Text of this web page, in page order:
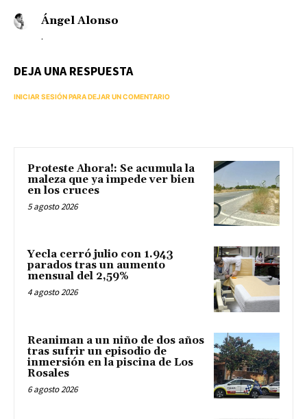
Ángel Alonso
.
DEJA UNA RESPUESTA
INICIAR SESIÓN PARA DEJAR UN COMENTARIO
Proteste Ahora!: Se acumula la
maleza que ya impede ver bien
en los cruces
5 agosto 2026
Yecla cerró julio con 1.943
parados tras un aumento
mensual del 2,59%
4 agosto 2026
Reaniman a un niño de dos años
tras sufrir un episodio de
inmersión en la piscina de Los
Rosales
6 agosto 2026